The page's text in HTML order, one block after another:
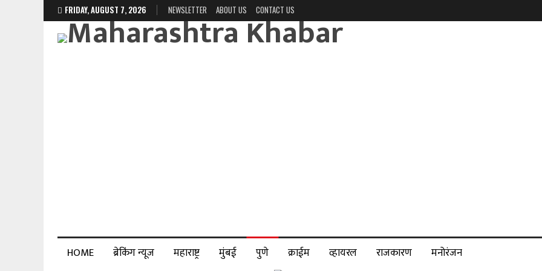
FRIDAY, AUGUST 7, 2026 NEWSLETTER ABOUT US CONTACT US
HOME ब्रेकिंग न्यूज महाराष्ट्र मुंबई पुणे क्राईम व्हायरल राजकारण मनोरंजन